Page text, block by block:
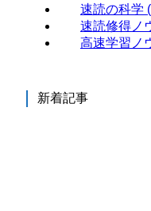
速読の科学
速読修得ノ
高速学習ノ
新着記事